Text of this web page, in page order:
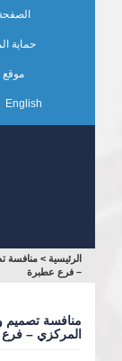
حماية
موقع
English
أنت
الرئيسية > منافسة
– فرع عطبرة
منافسة تصميم
المركزي –